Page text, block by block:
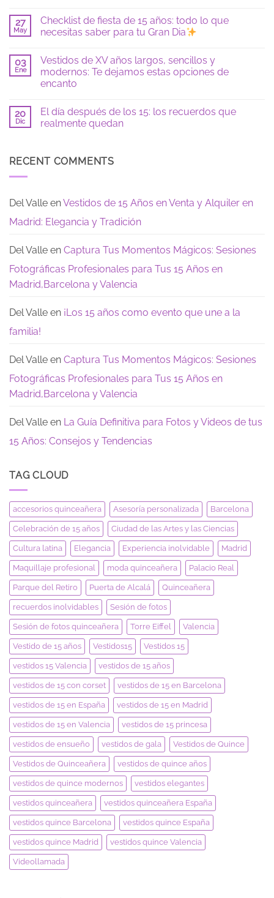
15
años
en
tendencias
2026
comentarios
en
Poses
para
fotos
de
15
tímida:
guía
para
27
May
Checklist de fiesta de 15 años: todo lo que
necesitas saber para tu Gran Dia
comentarios
en
Checklist
de
15
años:
todo
saber
para
03
Ene
Vestidos de XV años largos, sencillos y
modernos: Te dejamos estas opciones de
encanto
comentarios
en
Vestidos
largos,
sencillos
dejamos
estas
de
20
Dic
El día después de los 15: los recuerdos que
realmente quedan
en
El
los
15:
recuerdos
quedan
RECENT COMMENTS
Del Valle enVestidos de 15 Años en Venta y Alquiler en
Madrid: Elegancia y Tradición
Del Valle en Captura Tus Momentos Mágicos: Sesiones
Fotográficas Profesionales para Tus 15 Años en
Madrid,Barcelona y Valencia
Del Valle en ¡Los 15 años como evento que une a la
familia!
Del Valle en Captura Tus Momentos Mágicos: Sesiones
Fotográficas Profesionales para Tus 15 Años en
Madrid,Barcelona y Valencia
Del Valle en La Guía Definitiva para Fotos y Videos de tus
15 Años: Consejos y Tendencias
TAG CLOUD
accesorios quinceañera Asesoría personalizada Barcelona
Celebración de 15 años Ciudad de las Artes y las Ciencias
Cultura latina Elegancia Experiencia inolvidable Madrid
Maquillaje profesional moda quinceañera Palacio Real
Parque del Retiro Puerta de Alcalá Quinceañera
recuerdos inolvidables Sesión de fotos
Sesión de fotos quinceañera Torre Eiffel Valencia
Vestido de 15 años Vestidos15 Vestidos 15
vestidos 15 Valencia vestidos de 15 años
vestidos de 15 con corset vestidos de 15 en Barcelona
vestidos de 15 en España vestidos de 15 en Madrid
vestidos de 15 en Valencia vestidos de 15 princesa
vestidos de ensueño vestidos de gala Vestidos de Quince
Vestidos de Quinceañera vestidos de quince años
vestidos de quince modernos vestidos elegantes
vestidos quinceañera vestidos quinceañera España
vestidos quince Barcelona vestidos quince España
vestidos quince Madrid vestidos quince Valencia
Videollamada